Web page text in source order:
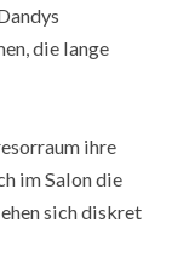
die lange
ihre
im Salon die
sich diskret